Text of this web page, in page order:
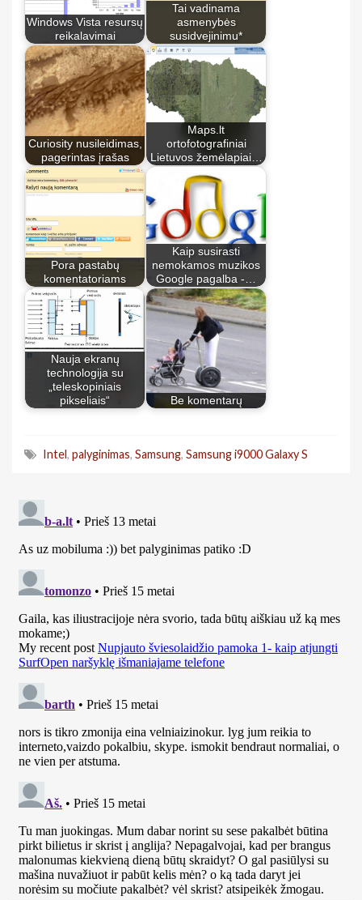
Windows Vista resursų
reikalavimai
Tai vadinama
asmenybės
susidvejinimu*
Curiosity nusileidimas,
pagerintas įrašas
Maps.lt
ortofotografiniai
Lietuvos žemėlapiai…
Pora pastabų
komentatoriams
Kaip susirasti
nemokamos muzikos
Google pagalba -…
Nauja ekranų
technologija su
„teleskopiniais
pikseliais“
Be komentarų
Intel, palyginimas, Samsung, Samsung i9000 Galaxy S